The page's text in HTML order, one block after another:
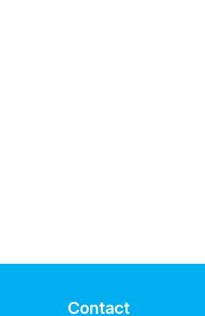
Contact